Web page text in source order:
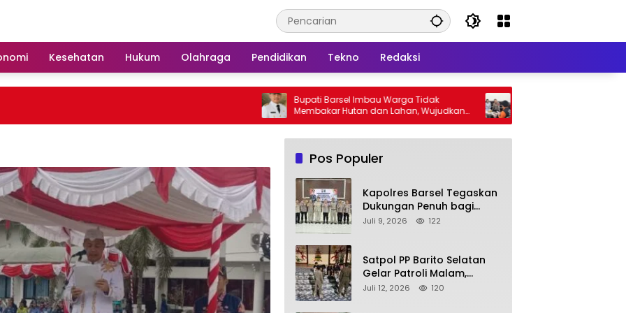
Kesehatan Hukum Olahraga Pendidikan Tekno Redaksi
Bupati Barsel Imbau Warga Tidak
Membakar Hutan dan Lahan, Wujudkan
Barito Selatan Bebas Kabut Asap
Kapolres Barsel Dukung Sensus Ekonomi
2026, Ajak Pelaku Usaha Berikan Data
yang Jujur
Pos Populer
Kapolres Barsel Tegaskan
Dukungan Penuh bagi
Pengembangan KBPPP
Juli 9, 2026 122
Satpol PP Barito Selatan
Gelar Patroli Malam,
Tindak Lanjuti Keluhan
Juli 12, 2026 120